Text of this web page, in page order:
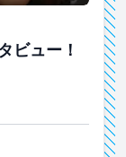
ビュー！